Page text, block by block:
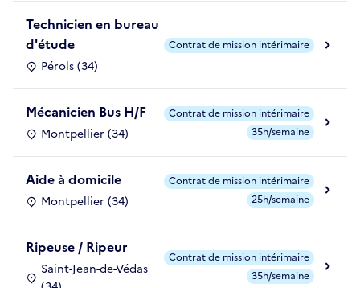
Technicien en bureau
d'étude
Pérols (34)
Contrat de mission intérimaire
Mécanicien Bus H/F
Montpellier (34)
Contrat de mission intérimaire
35h/semaine
Aide à domicile
Montpellier (34)
Contrat de mission intérimaire
25h/semaine
Ripeuse / Ripeur
Saint-Jean-de-Védas
Contrat de mission intérimaire
35h/semaine